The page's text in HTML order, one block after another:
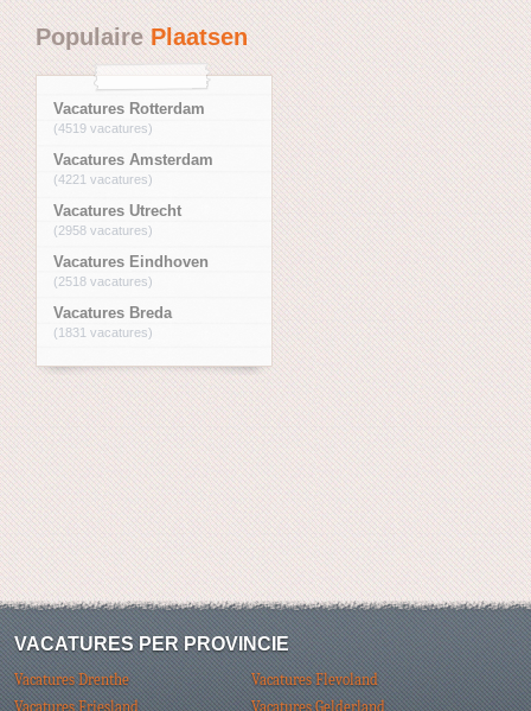
Populaire Plaatsen
Vacatures Rotterdam
(4519 vacatures)
Vacatures Amsterdam
(4221 vacatures)
Vacatures Utrecht
(2958 vacatures)
Vacatures Eindhoven
(2518 vacatures)
Vacatures Breda
(1831 vacatures)
VACATURES PER PROVINCIE
Vacatures Drenthe
Vacatures Flevoland
Vacatures Friesland
Vacatures Gelderland